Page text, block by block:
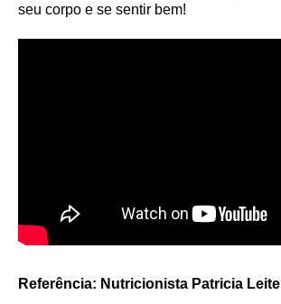
seu corpo e se sentir bem!
Referência: Nutricionista Patricia Leite